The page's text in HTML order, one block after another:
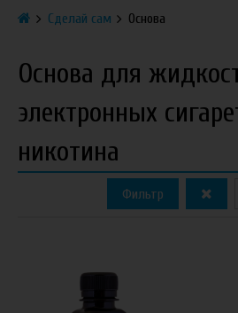
Сделай сам Основа
Основа для
электронных
никотина
Фильтр